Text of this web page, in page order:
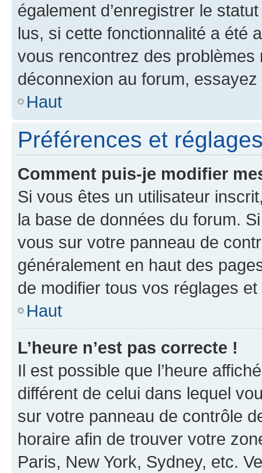
également d’enregistrer le
lus, si cette fonctionnalité a été
vous rencontrez des
déconnexion au forum,
Haut
Préférences et
Comment puis-je modifier
Si vous êtes un utilisateur
la base de données du forum.
vous sur votre panneau de
généralement en haut des
de modifier tous vos réglages
Haut
L’heure n’est pas correcte !
Il est possible que l’heure
différent de celui dans lequel
sur votre panneau de contrôle
horaire afin de trouver votre
Paris, New York, Sydney, etc.